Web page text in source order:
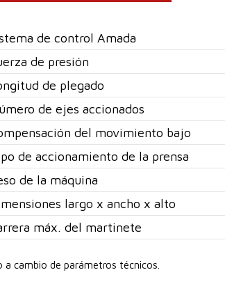
de control Amada
de presión
de plegado
de ejes accionados
del movimiento bajo
de accionamiento de la prensa
de la máquina
largo x ancho x alto
máx. del martinete
a cambio de parámetros técnicos.